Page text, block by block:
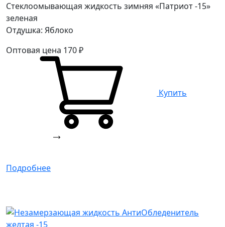
Стеклоомывающая жидкость зимняя «Патриот -15»
зеленая
Отдушка: Яблоко
Оптовая цена 170₽
Купить
Подробнее